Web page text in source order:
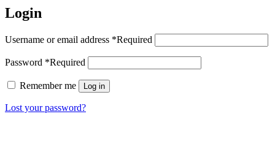
Login
Username or email address *Required
Password *Required
Remember me Log in
Lost your password?